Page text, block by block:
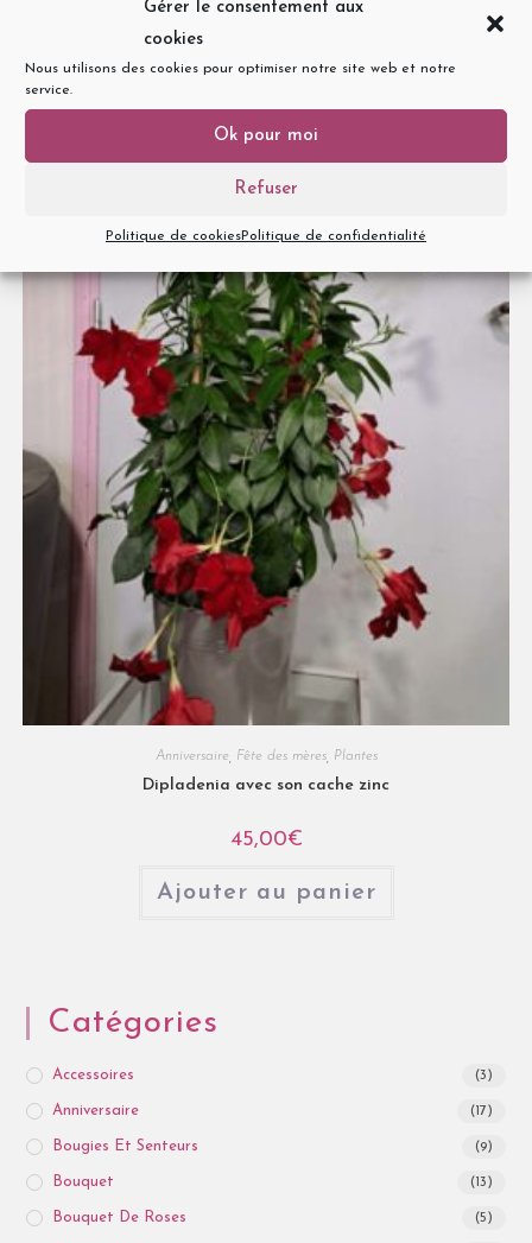
Gérer le consentement aux
cookies
Nous utilisons des cookies pour optimiser notre site web et notre
service.
Ok pour moi
Refuser
Politique de cookiesPolitique de confidentialité
Choix des options
Anniversaire, Fête des mères, Plantes
Dipladenia avec son cache zinc
45,00€
Ajouter au panier
Catégories
Accessoires (3)
Anniversaire (17)
Bougies Et Senteurs (9)
Bouquet (13)
Bouquet De Roses (5)